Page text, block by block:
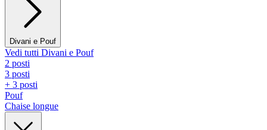
Divani e Pouf
Vedi tutti Divani e Pouf
2 posti
3 posti
+ 3 posti
Pouf
Chaise longue